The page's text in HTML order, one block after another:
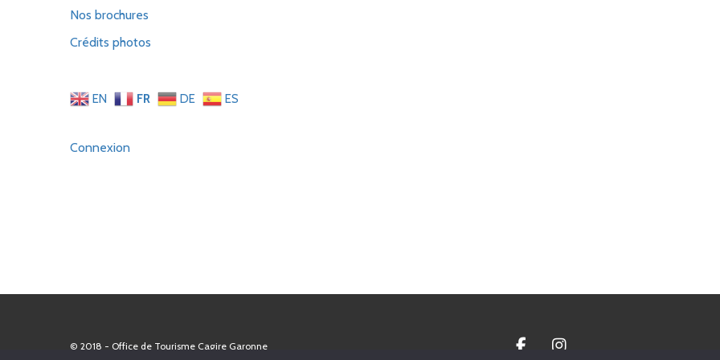
Nos brochures
Crédits photos
EN FR DE ES
Connexion
© 2018 - Office de Tourisme Cagire Garonne